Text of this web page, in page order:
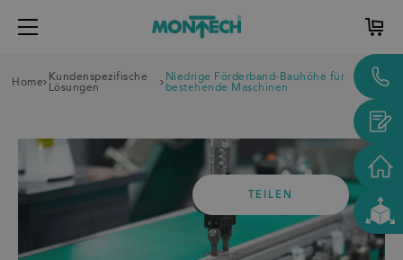
Home
Kundenspezifische
Lösungen
Niedrige Förderband-Bauhöhe für
bestehende Maschinen
TEILEN